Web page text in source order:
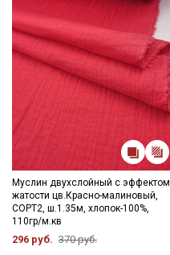
Муслин двухслойный с эффектом
жатости цв.Красно-малиновый,
СОРТ2, ш.1.35м, хлопок-100%,
110гр/м.кв
296 руб. 370 руб.